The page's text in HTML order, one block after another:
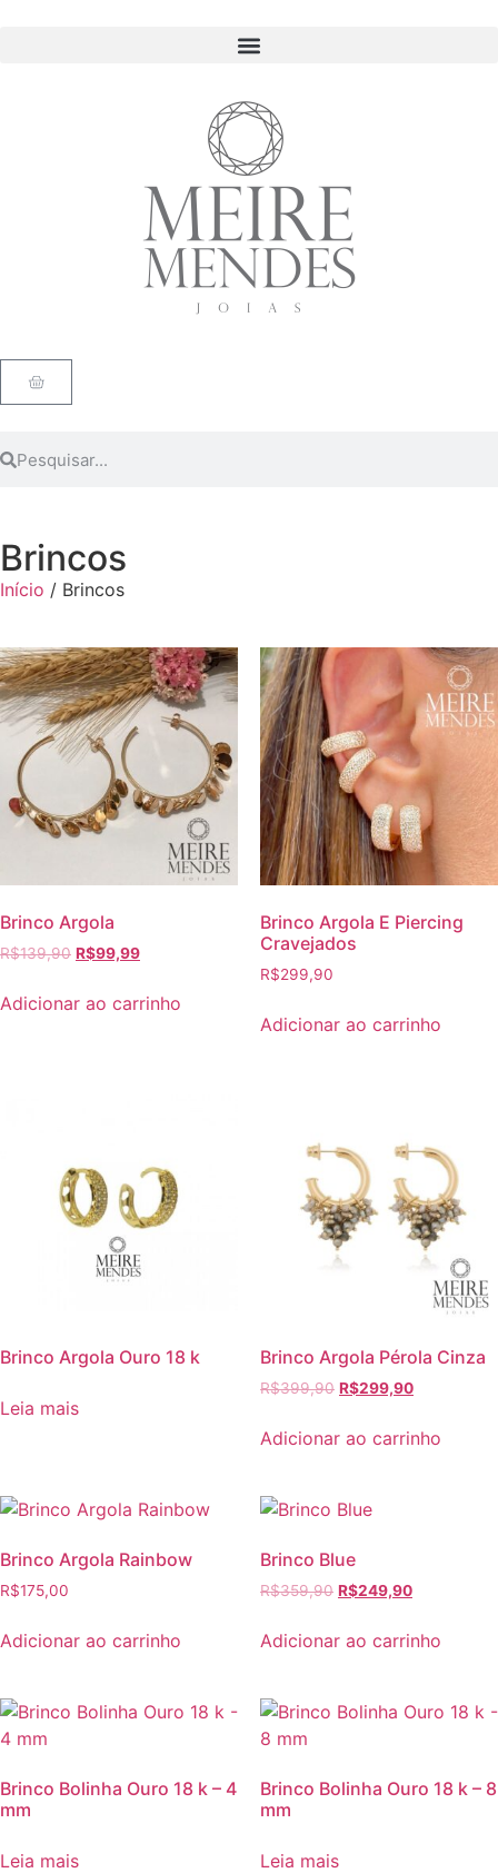
Brincos
Início / Brincos
Brinco Argola
R$139,90 R$99,99
Adicionar ao carrinho
Brinco Argola E Piercing
Cravejados
R$299,90
Adicionar ao carrinho
Brinco Argola Ouro 18 k
Leia mais
Brinco Argola Pérola Cinza
R$399,90 R$299,90
Adicionar ao carrinho
Brinco Argola Rainbow
R$175,00
Adicionar ao carrinho
Brinco Blue
R$359,90 R$249,90
Adicionar ao carrinho
Brinco Bolinha Ouro 18 k – 4
mm
Leia mais
Brinco Bolinha Ouro 18 k – 8
mm
Leia mais